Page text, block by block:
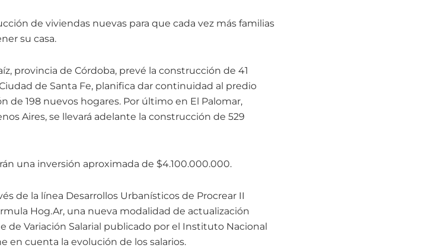
de viviendas nuevas para que cada vez más familias
su casa.
provincia de Córdoba, prevé la construcción de 41
de Santa Fe, planifica dar continuidad al predio
de 198 nuevos hogares. Por último en El Palomar,
Aires, se llevará adelante la construcción de 529
una inversión aproximada de $4.100.000.000.
de la línea Desarrollos Urbanísticos de Procrear II
Hog.Ar, una nueva modalidad de actualización
de Variación Salarial publicado por el Instituto Nacional
en cuenta la evolución de los salarios.